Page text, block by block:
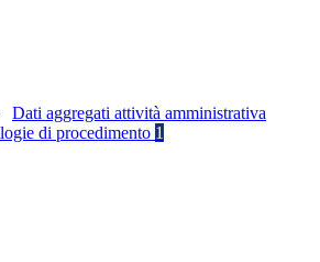
Dati aggregati attività amministrativa
di procedimento 1